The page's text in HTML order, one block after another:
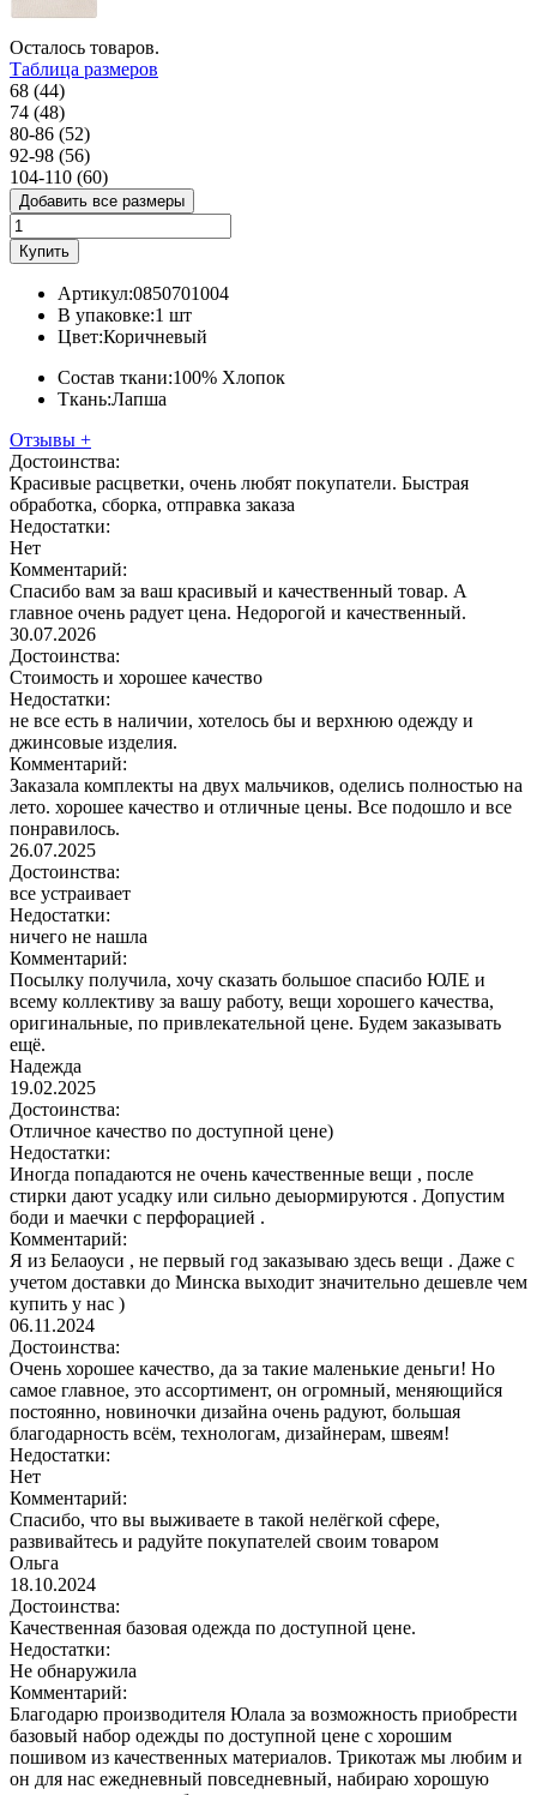
Осталось товаров.
Таблица размеров
68 (44)
74 (48)
80-86 (52)
92-98 (56)
104-110 (60)
Добавить все размеры
Купить
Артикул:0850701004
В упаковке:1 шт
Цвет:Коричневый
Состав ткани:100% Хлопок
Ткань:Лапша
Отзывы +
Достоинства:
Красивые расцветки, очень любят покупатели. Быстрая
обработка, сборка, отправка заказа
Недостатки:
Нет
Комментарий:
Спасибо вам за ваш красивый и качественный товар. А
главное очень радует цена. Недорогой и качественный.
30.07.2026
Достоинства:
Стоимость и хорошее качество
Недостатки:
не все есть в наличии, хотелось бы и верхнюю одежду и
джинсовые изделия.
Комментарий:
Заказала комплекты на двух мальчиков, оделись полностью на
лето. хорошее качество и отличные цены. Все подошло и все
понравилось.
26.07.2025
Достоинства:
все устраивает
Недостатки:
ничего не нашла
Комментарий:
Посылку получила, хочу сказать большое спасибо ЮЛЕ и
всему коллективу за вашу работу, вещи хорошего качества,
оригинальные, по привлекательной цене. Будем заказывать
ещё.
Надежда
19.02.2025
Достоинства:
Отличное качество по доступной цене)
Недостатки:
Иногда попадаются не очень качественные вещи , после
стирки дают усадку или сильно деыормируются . Допустим
боди и маечки с перфорацией .
Комментарий:
Я из Белаоуси , не первый год заказываю здесь вещи . Даже с
учетом доставки до Минска выходит значительно дешевле чем
купить у нас )
06.11.2024
Достоинства:
Очень хорошее качество, да за такие маленькие деньги! Но
самое главное, это ассортимент, он огромный, меняющийся
постоянно, новиночки дизайна очень радуют, большая
благодарность всём, технологам, дизайнерам, швеям!
Недостатки:
Нет
Комментарий:
Спасибо, что вы выживаете в такой нелёгкой сфере,
развивайтесь и радуйте покупателей своим товаром
Ольга
18.10.2024
Достоинства:
Качественная базовая одежда по доступной цене.
Недостатки:
Не обнаружила
Комментарий:
Благодарю производителя Юлала за возможность приобрести
базовый набор одежды по доступной цене с хорошим
пошивом из качественных материалов. Трикотаж мы любим и
он для нас ежедневный повседневный, набираю хорошую